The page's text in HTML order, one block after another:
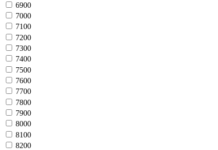
6900
7000
7100
7200
7300
7400
7500
7600
7700
7800
7900
8000
8100
8200